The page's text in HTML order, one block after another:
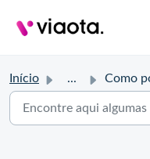
Início ... Como posso